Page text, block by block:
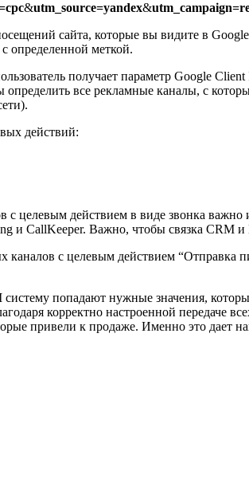
&utm_source=yandex&
сайта, которые вы видите в
определенной меткой.
получает параметр Google
все рекламные каналы, с
действий:
с целевым действием в виде звонка
и CallKeeper. Важно, чтобы связка CRM
с целевым действием “Отправка
попадают нужные значения,
корректно настроенной
привели к продаже. Именно это дает